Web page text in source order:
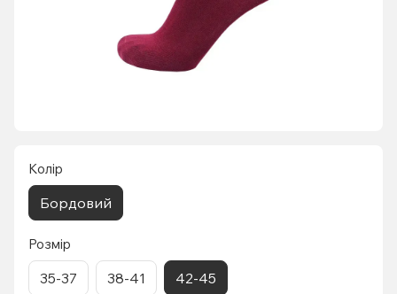
Колір
Бордовий
Розмір
35-37 38-41 42-45